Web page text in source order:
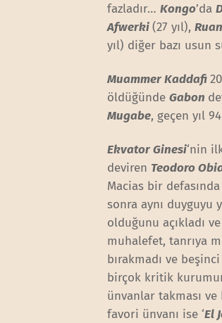
fazladır…Kongo’da
Afwerki(27 yıl),
yıl) diğer bazı usun
Muammer Kaddafi
öldüğündeGabon
Mugabe, geçen yıl
Ekvator Ginesi‘nin
deviren Teodoro
Macias bir
sonra aynı duyguyu
olduğunu açıkladı ve
muhalefet, tanrıya
bırakmadı ve
birçok kritik
ünvanlar takması
favori ünvanı ise ‘El